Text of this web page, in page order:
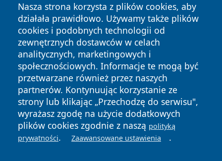
Nasza strona korzysta z plików cookies, aby
działała prawidłowo. Używamy także plików
cookies i podobnych technologii od
zewnętrznych dostawców w celach
analitycznych, marketingowych i
społecznościowych. Informacje te mogą być
przetwarzane również przez naszych
partnerów. Kontynuując korzystanie ze
strony lub klikając „Przechodzę do serwisu",
wyrażasz zgodę na użycie dodatkowych
plików cookies zgodnie z naszą polityką
prywatności. Zaawansowane ustawienia .
Copyright © 2026 wrotagrudziadza.pl Wszystkie prawa
zastrzeżone.
News Autorzy
Polityka
Prywatności
Polityka
Cookies